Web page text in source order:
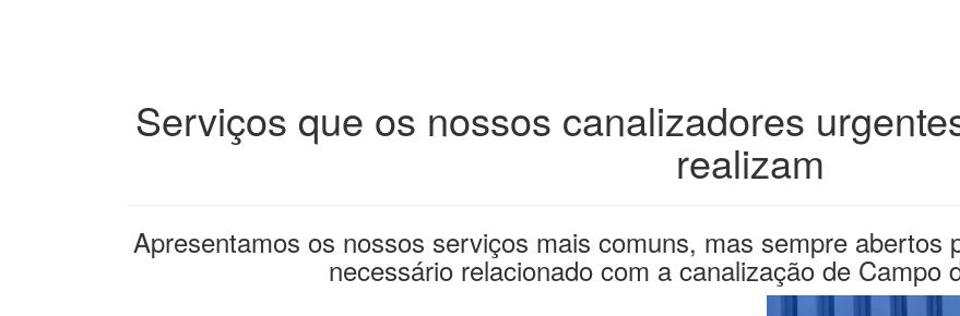
Serviços que os nossos canalizadores
realizam
Apresentamos os nossos serviços mais comuns, mas sempre abertos
necessário relacionado com a canalização de Campo